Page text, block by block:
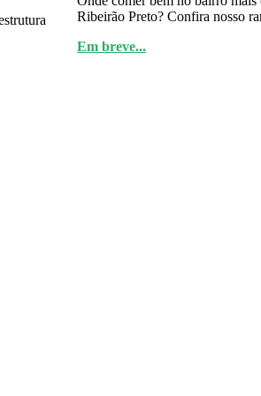
Ribeirão Preto? Confira nosso
Em breve...